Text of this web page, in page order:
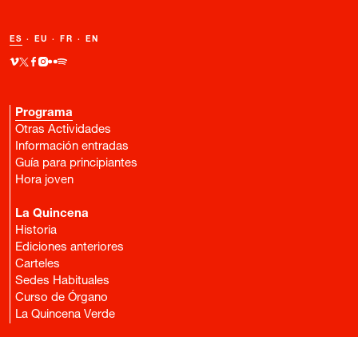
ES · EU · FR · EN
Programa
Otras Actividades
Información entradas
Guía para principiantes
Hora joven
La Quincena
Historia
Ediciones anteriores
Carteles
Sedes Habituales
Curso de Órgano
La Quincena Verde